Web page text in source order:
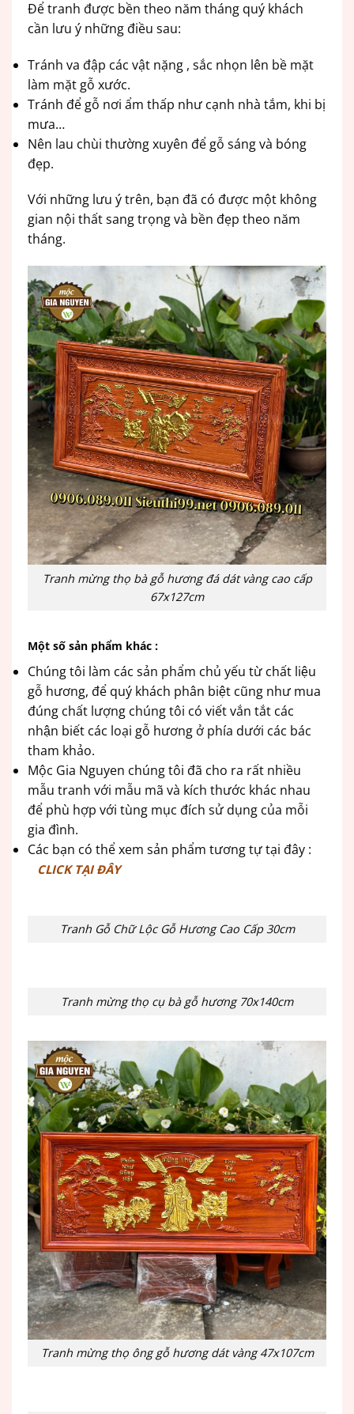
Để tranh được bền theo năm tháng quý khách
cần lưu ý những điều sau:
Tránh va đập các vật nặng , sắc nhọn lên bề mặt
làm mặt gỗ xước.
Tránh để gỗ nơi ẩm thấp như cạnh nhà tắm, khi bị
mưa…
Nên lau chùi thường xuyên để gỗ sáng và bóng
đẹp.
Với những lưu ý trên, bạn đã có được một không
gian nội thất sang trọng và bền đẹp theo năm
tháng.
Tranh mừng thọ bà gỗ hương đá dát vàng cao cấp
67x127cm
Một số sản phẩm khác :
Chúng tôi làm các sản phẩm chủ yếu từ chất liệu
gỗ hương, để quý khách phân biệt cũng như mua
đúng chất lượng chúng tôi có viết vắn tắt các
nhận biết các loại gỗ hương ở phía dưới các bác
tham khảo.
Mộc Gia Nguyen chúng tôi đã cho ra rất nhiều
mẫu tranh với mẫu mã và kích thước khác nhau
để phù hợp với tùng mục đích sử dụng của mỗi
gia đình.
Các bạn có thể xem sản phẩm tương tự tại đây :
CLICK TẠI ĐÂY
Tranh Gỗ Chữ Lộc Gỗ Hương Cao Cấp 30cm
Tranh mừng thọ cụ bà gỗ hương 70x140cm
Tranh mừng thọ ông gỗ hương dát vàng 47x107cm